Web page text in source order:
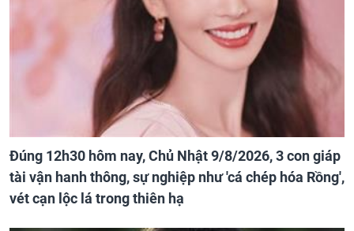
Đúng 12h30 hôm nay, Chủ Nhật 9/8/2026, 3 con giáp
tài vận hanh thông, sự nghiệp như 'cá chép hóa Rồng',
vét cạn lộc lá trong thiên hạ